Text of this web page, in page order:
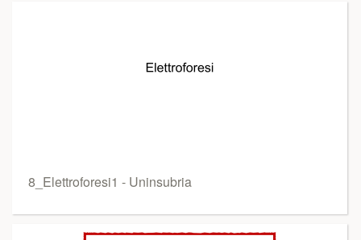
8_Elettroforesi1 - Uninsubria